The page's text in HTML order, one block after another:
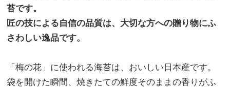
苔です。
匠の技による自信の品質は、大切な方への贈り物にふ
さわしい逸品です。
「梅の花」に使われる海苔は、おいしい日本産です。
袋を開けた瞬間、焼きたての鮮度そのままの香りがふ